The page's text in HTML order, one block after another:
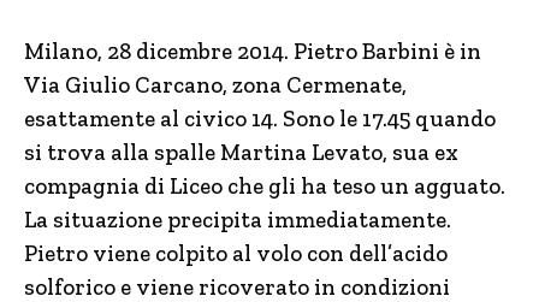
Milano, 28 dicembre 2014. Pietro Barbini è in
Via Giulio Carcano, zona Cermenate,
esattamente al civico 14. Sono le 17.45 quando
si trova alla spalle Martina Levato, sua ex
compagnia di Liceo che gli ha teso un agguato.
La situazione precipita immediatamente.
Pietro viene colpito al volo con dell’acido
solforico e viene ricoverato in condizioni